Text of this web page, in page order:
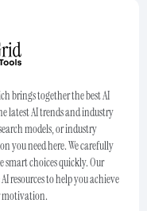
brings together the best AI
latest AI trends and industry
models, or industry
you need here. We carefully
smart choices quickly. Our
resources to help you achieve
motivation.